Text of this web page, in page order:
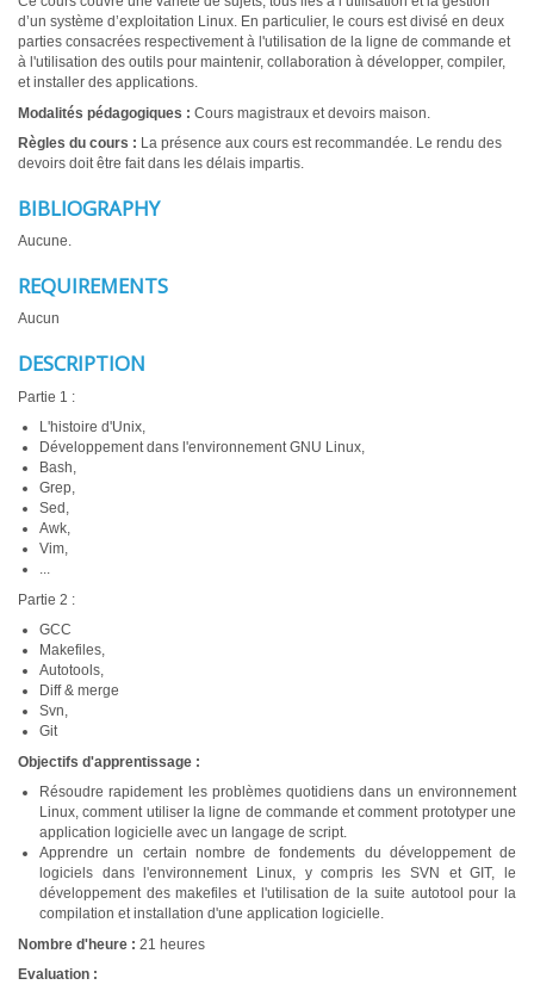
d’un système d’exploitation Linux. En particulier, le cours est divisé en deux
parties consacrées respectivement à l'utilisation de la ligne de commande et
à l'utilisation des outils pour maintenir, collaboration à développer, compiler,
et installer des applications.
Modalités pédagogiques : Cours magistraux et devoirs maison.
Règles du cours : La présence aux cours est recommandée. Le rendu des
devoirs doit être fait dans les délais impartis.
BIBLIOGRAPHY
Aucune.
REQUIREMENTS
Aucun
DESCRIPTION
Partie 1 :
L'histoire d'Unix,
Développement dans l'environnement GNU Linux,
Bash,
Grep,
Sed,
Awk,
Vim,
...
Partie 2 :
GCC
Makefiles,
Autotools,
Diff & merge
Svn,
Git
Objectifs d'apprentissage :
Résoudre rapidement les problèmes quotidiens dans un environnement
Linux, comment utiliser la ligne de commande et comment prototyper une
application logicielle avec un langage de script.
Apprendre un certain nombre de fondements du développement de
logiciels dans l'environnement Linux, y compris les SVN et GIT, le
développement des makefiles et l'utilisation de la suite autotool pour la
compilation et installation d'une application logicielle.
Nombre d'heure : 21 heures
Evaluation :